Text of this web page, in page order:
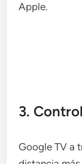
Apple.
3.
Google TV a